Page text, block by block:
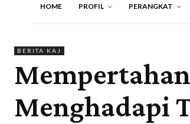
HOME PROFIL PERANGKAT
BERITA KAJ
Menghadapi